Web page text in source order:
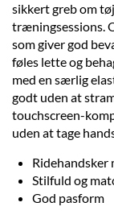
sikkert greb om
træningsessions.
som giver god
føles lette og
med en særlig
godt uden at
touchscreen-
uden at tage
Ridehandsker
Stilfuld og
God pasform